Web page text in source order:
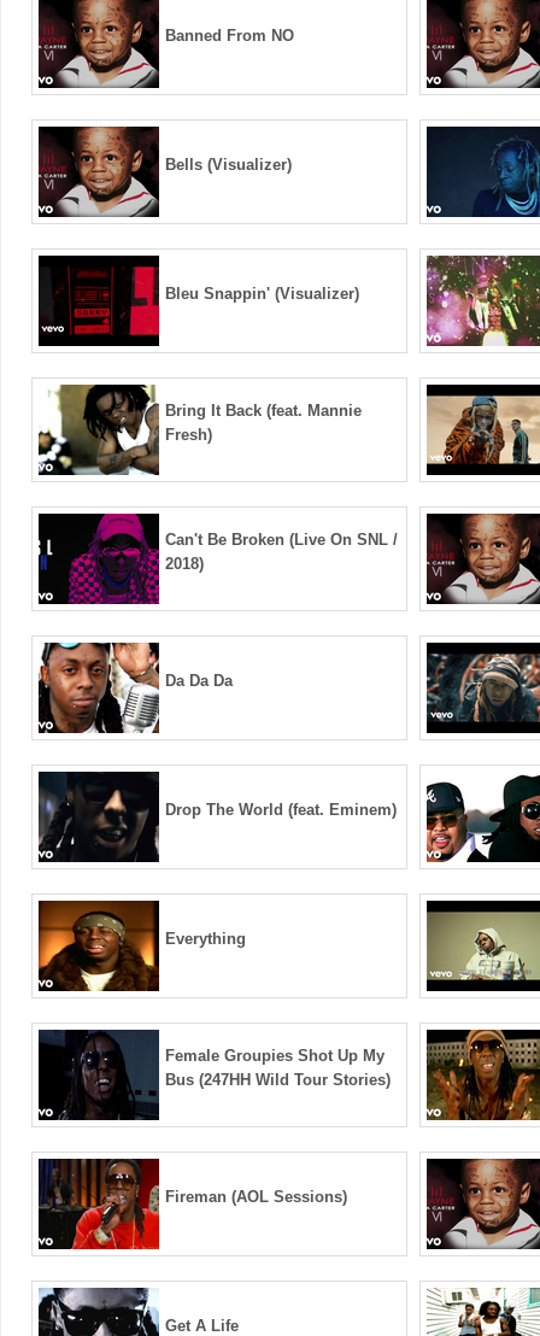
Banned From NO
Bells (Visualizer)
Bleu Snappin' (Visualizer)
Bring It Back (feat. Mannie
Fresh)
Can't Be Broken (Live On SNL /
2018)
Da Da Da
Drop The World (feat. Eminem)
Everything
Female Groupies Shot Up My
Bus (247HH Wild Tour Stories)
Fireman (AOL Sessions)
Get A Life